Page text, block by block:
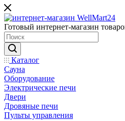
Готовый интернет-магазин
Каталог
Сауна
Оборудование
Электрические печи
Двери
Дровяные печи
Пульты управления